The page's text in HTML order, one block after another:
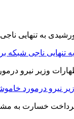
تنهایی ناجی شبکه
خاموشی‌ها/معافیت ۴ استان